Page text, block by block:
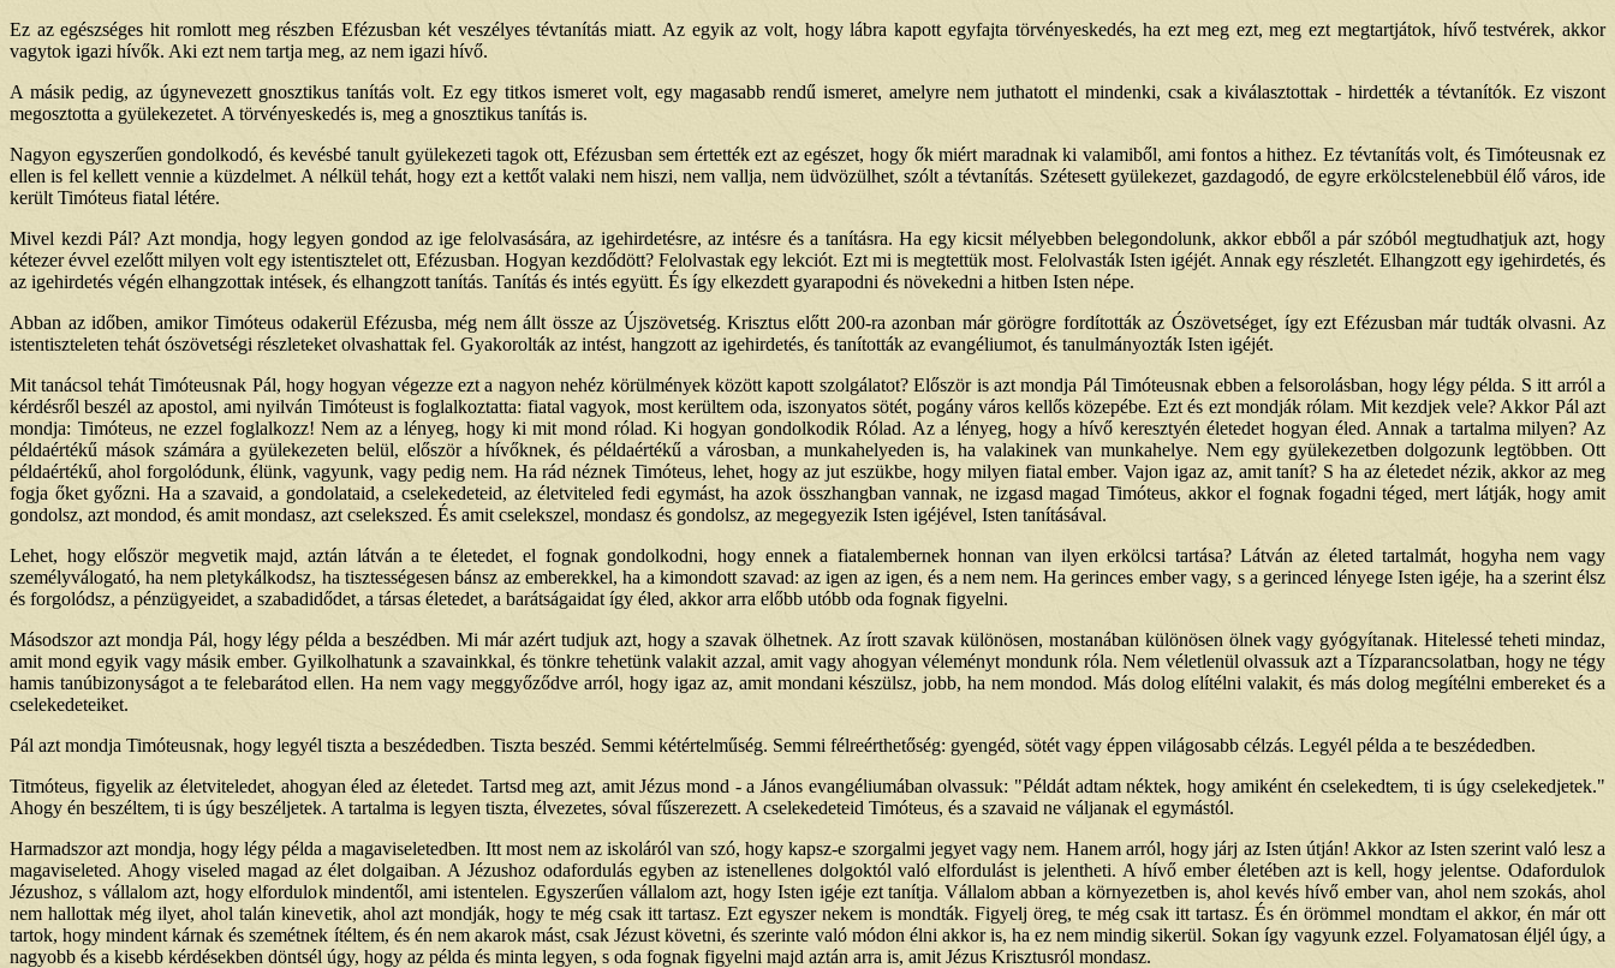
Ez az egészséges hit romlott meg részben Efézusban két veszélyes tévtanítás miatt. Az egyik az volt, hogy lábra kapott egyfajta törvényeskedés, ha ezt meg ezt, meg ezt megtartjátok, hívő testvérek, akkor
vagytok igazi hívők. Aki ezt nem tartja meg, az nem igazi hívő.
A másik pedig, az úgynevezett gnosztikus tanítás volt. Ez egy titkos ismeret volt, egy magasabb rendű ismeret, amelyre nem juthatott el mindenki, csak a kiválasztottak - hirdették a tévtanítók. Ez viszont
megosztotta a gyülekezetet. A törvényeskedés is, meg a gnosztikus tanítás is.
Nagyon egyszerűen gondolkodó, és kevésbé tanult gyülekezeti tagok ott, Efézusban sem értették ezt az egészet, hogy ők miért maradnak ki valamiből, ami fontos a hithez. Ez tévtanítás volt, és Timóteusnak ez
ellen is fel kellett vennie a küzdelmet. A nélkül tehát, hogy ezt a kettőt valaki nem hiszi, nem vallja, nem üdvözülhet, szólt a tévtanítás. Szétesett gyülekezet, gazdagodó, de egyre erkölcstelenebbül élő város, ide
került Timóteus fiatal létére.
Mivel kezdi Pál? Azt mondja, hogy legyen gondod az ige felolvasására, az igehirdetésre, az intésre és a tanításra. Ha egy kicsit mélyebben belegondolunk, akkor ebből a pár szóból megtudhatjuk azt, hogy
kétezer évvel ezelőtt milyen volt egy istentisztelet ott, Efézusban. Hogyan kezdődött? Felolvastak egy lekciót. Ezt mi is megtettük most. Felolvasták Isten igéjét. Annak egy részletét. Elhangzott egy igehirdetés, és
az igehirdetés végén elhangzottak intések, és elhangzott tanítás. Tanítás és intés együtt. És így elkezdett gyarapodni és növekedni a hitben Isten népe.
Abban az időben, amikor Timóteus odakerül Efézusba, még nem állt össze az Újszövetség. Krisztus előtt 200-ra azonban már görögre fordították az Ószövetséget, így ezt Efézusban már tudták olvasni. Az
istentiszteleten tehát ószövetségi részleteket olvashattak fel. Gyakorolták az intést, hangzott az igehirdetés, és tanították az evangéliumot, és tanulmányozták Isten igéjét.
Mit tanácsol tehát Timóteusnak Pál, hogy hogyan végezze ezt a nagyon nehéz körülmények között kapott szolgálatot? Először is azt mondja Pál Timóteusnak ebben a felsorolásban, hogy légy példa. S itt arról a
kérdésről beszél az apostol, ami nyilván Timóteust is foglalkoztatta: fiatal vagyok, most kerültem oda, iszonyatos sötét, pogány város kellős közepébe. Ezt és ezt mondják rólam. Mit kezdjek vele? Akkor Pál azt
mondja: Timóteus, ne ezzel foglalkozz! Nem az a lényeg, hogy ki mit mond rólad. Ki hogyan gondolkodik Rólad. Az a lényeg, hogy a hívő keresztyén életedet hogyan éled. Annak a tartalma milyen? Az
példaértékű mások számára a gyülekezeten belül, először a hívőknek, és példaértékű a városban, a munkahelyeden is, ha valakinek van munkahelye. Nem egy gyülekezetben dolgozunk legtöbben. Ott
példaértékű, ahol forgolódunk, élünk, vagyunk, vagy pedig nem. Ha rád néznek Timóteus, lehet, hogy az jut eszükbe, hogy milyen fiatal ember. Vajon igaz az, amit tanít? S ha az életedet nézik, akkor az meg
fogja őket győzni. Ha a szavaid, a gondolataid, a cselekedeteid, az életviteled fedi egymást, ha azok összhangban vannak, ne izgasd magad Timóteus, akkor el fognak fogadni téged, mert látják, hogy amit
gondolsz, azt mondod, és amit mondasz, azt cselekszed. És amit cselekszel, mondasz és gondolsz, az megegyezik Isten igéjével, Isten tanításával.
Lehet, hogy először megvetik majd, aztán látván a te életedet, el fognak gondolkodni, hogy ennek a fiatalembernek honnan van ilyen erkölcsi tartása? Látván az életed tartalmát, hogyha nem vagy
személyválogató, ha nem pletykálkodsz, ha tisztességesen bánsz az emberekkel, ha a kimondott szavad: az igen az igen, és a nem nem. Ha gerinces ember vagy, s a gerinced lényege Isten igéje, ha a szerint élsz
és forgolódsz, a pénzügyeidet, a szabadidődet, a társas életedet, a barátságaidat így éled, akkor arra előbb utóbb oda fognak figyelni.
Másodszor azt mondja Pál, hogy légy példa a beszédben. Mi már azért tudjuk azt, hogy a szavak ölhetnek. Az írott szavak különösen, mostanában különösen ölnek vagy gyógyítanak. Hitelessé teheti mindaz,
amit mond egyik vagy másik ember. Gyilkolhatunk a szavainkkal, és tönkre tehetünk valakit azzal, amit vagy ahogyan véleményt mondunk róla. Nem véletlenül olvassuk azt a Tízparancsolatban, hogy ne tégy
hamis tanúbizonyságot a te felebarátod ellen. Ha nem vagy meggyőződve arról, hogy igaz az, amit mondani készülsz, jobb, ha nem mondod. Más dolog elítélni valakit, és más dolog megítélni embereket és a
cselekedeteiket.
Pál azt mondja Timóteusnak, hogy legyél tiszta a beszédedben. Tiszta beszéd. Semmi kétértelműség. Semmi félreérthetőség: gyengéd, sötét vagy éppen világosabb célzás. Legyél példa a te beszédedben.
Titmóteus, figyelik az életviteledet, ahogyan éled az életedet. Tartsd meg azt, amit Jézus mond - a János evangéliumában olvassuk: "Példát adtam néktek, hogy amiként én cselekedtem, ti is úgy cselekedjetek."
Ahogy én beszéltem, ti is úgy beszéljetek. A tartalma is legyen tiszta, élvezetes, sóval fűszerezett. A cselekedeteid Timóteus, és a szavaid ne váljanak el egymástól.
Harmadszor azt mondja, hogy légy példa a magaviseletedben. Itt most nem az iskoláról van szó, hogy kapsz-e szorgalmi jegyet vagy nem. Hanem arról, hogy járj az Isten útján! Akkor az Isten szerint való lesz a
magaviseleted. Ahogy viseled magad az élet dolgaiban. A Jézushoz odafordulás egyben az istenellenes dolgoktól való elfordulást is jelentheti. A hívő ember életében azt is kell, hogy jelentse. Odafordulok
Jézushoz, s vállalom azt, hogy elfordulok mindentől, ami istentelen. Egyszerűen vállalom azt, hogy Isten igéje ezt tanítja. Vállalom abban a környezetben is, ahol kevés hívő ember van, ahol nem szokás, ahol
nem hallottak még ilyet, ahol talán kinevetik, ahol azt mondják, hogy te még csak itt tartasz. Ezt egyszer nekem is mondták. Figyelj öreg, te még csak itt tartasz. És én örömmel mondtam el akkor, én már ott
tartok, hogy mindent kárnak és szemétnek ítéltem, és én nem akarok mást, csak Jézust követni, és szerinte való módon élni akkor is, ha ez nem mindig sikerül. Sokan így vagyunk ezzel. Folyamatosan éljél úgy, a
nagyobb és a kisebb kérdésekben döntsél úgy, hogy az példa és minta legyen, s oda fognak figyelni majd aztán arra is, amit Jézus Krisztusról mondasz.